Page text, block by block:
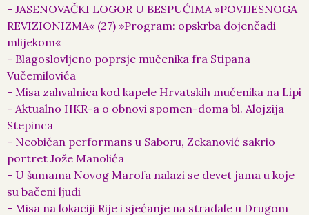
- JASENOVAČKI LOGOR U BESPUĆIMA »POVIJESNOGA
REVIZIONIZMA« (27) »Program: opskrba dojenčadi
mlijekom«
- Blagoslovljeno poprsje mučenika fra Stipana
Vučemilovića
- Misa zahvalnica kod kapele Hrvatskih mučenika na Lipi
- Aktualno HKR-a o obnovi spomen-doma bl. Alojzija
Stepinca
- Neobičan performans u Saboru, Zekanović sakrio
portret Jože Manolića
- U šumama Novog Marofa nalazi se devet jama u koje
su bačeni ljudi
- Misa na lokaciji Rije i sjećanje na stradale u Drugom